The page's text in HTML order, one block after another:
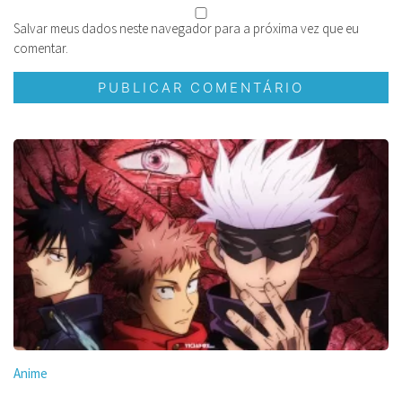
Salvar meus dados neste navegador para a próxima vez que eu
comentar.
Anime